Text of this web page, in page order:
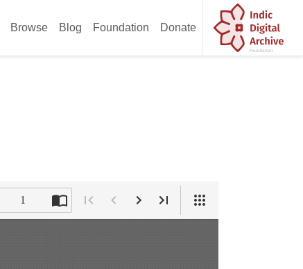
Browse Blog Foundation Donate